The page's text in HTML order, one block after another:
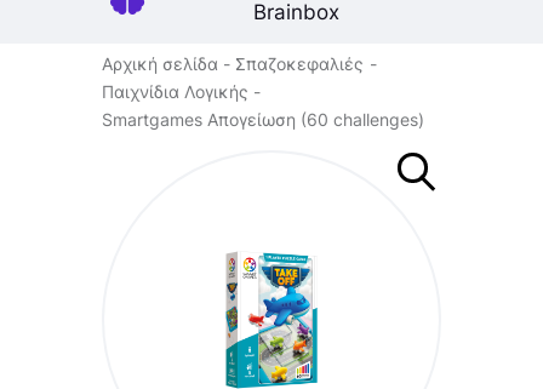
Brainbox
Αρχική σελίδα
Σπαζοκεφαλιές
Παιχνίδια Λογικής
Smartgames Απογείωση (60 challenges)